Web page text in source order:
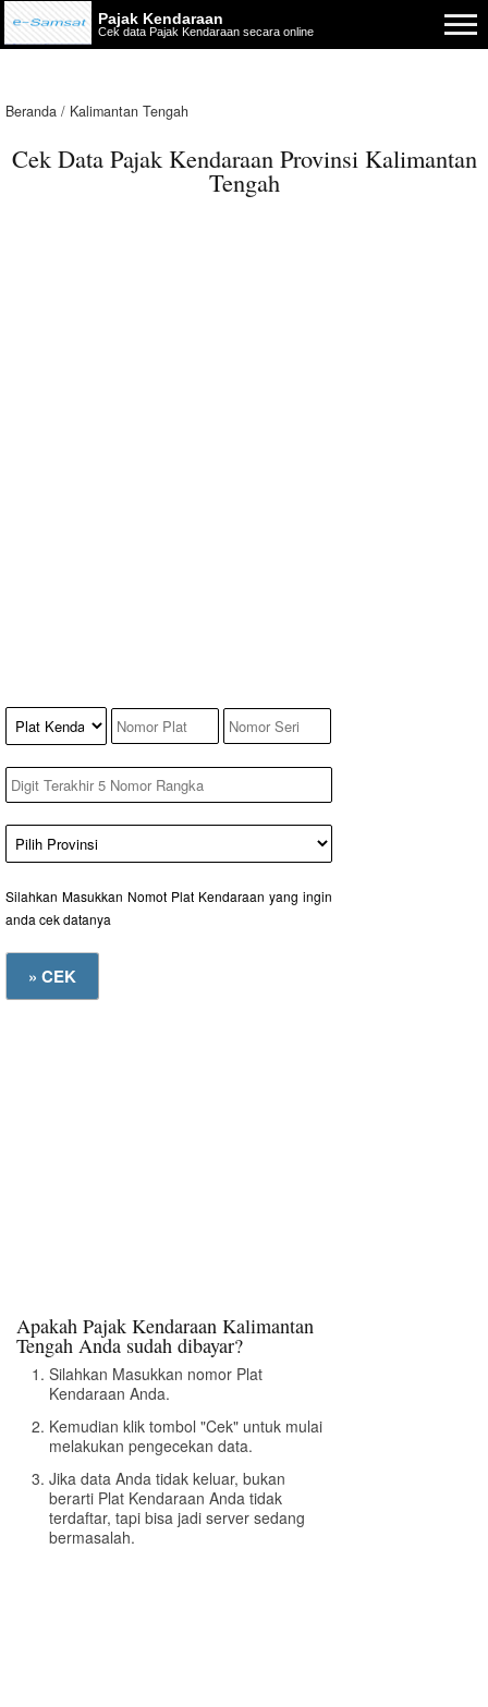
Pajak Kendaraan
Cek data Pajak Kendaraan secara online
Beranda Kalimantan Tengah
Cek Data Pajak Kendaraan Provinsi Kalimantan
Tengah
Silahkan Masukkan Nomot Plat Kendaraan yang ingin
anda cek datanya
Apakah Pajak Kendaraan Kalimantan
Tengah Anda sudah dibayar?
Silahkan Masukkan nomor Plat
Kendaraan Anda.
Kemudian klik tombol "Cek" untuk mulai
melakukan pengecekan data.
Jika data Anda tidak keluar, bukan
berarti Plat Kendaraan Anda tidak
terdaftar, tapi bisa jadi server sedang
bermasalah.